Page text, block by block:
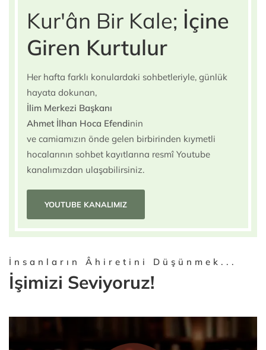
Kur'ân Bir Kale; İçine
Giren Kurtulur
Her hafta farklı konulardaki sohbetleriyle, günlük
hayata dokunan,
İlim Merkezi Başkanı
Ahmet İlhan Hoca Efendinin
ve camiamızın önde gelen birbirinden kıymetli
hocalarının sohbet kayıtlarına resmî Youtube
kanalımızdan ulaşabilirsiniz.
YOUTUBE KANALIMIZ
İnsanların Âhiretini Düşünmek...
İşimizi Seviyoruz!